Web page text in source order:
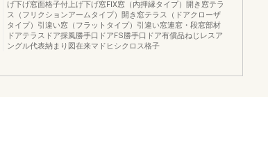
げ下げ窓面格子付上げ下げ窓FIX窓（内押縁タイプ）開き窓テラ
ス（フリクションアームタイプ）開き窓テラス（ドアクローザ
タイプ）引違い窓（フラットタイプ）引違い窓連窓・段窓部材
ドアテラスドア採風勝手口ドアFS勝手口ドア有償品ねじレスア
ングル代表納まり図在来マドヒシクロス格子